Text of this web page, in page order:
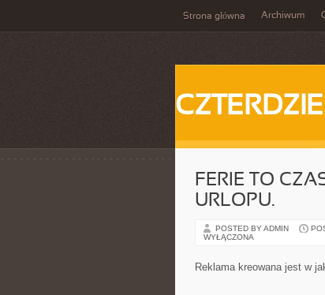
Strona główna Archiwum
FERIE TO
URLOPU.
POSTED BY ADMIN
WYŁĄCZONA
Reklama kreowana jest w